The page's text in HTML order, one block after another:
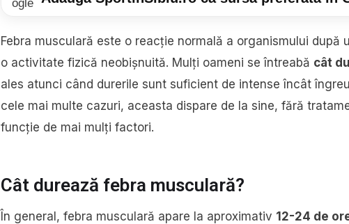
Febra musculară este o reacție normală a organismului după
o activitate fizică neobișnuită. Mulți oameni se întreabă cât
ales atunci când durerile sunt suficient de intense încât
cele mai multe cazuri, aceasta dispare de la sine, fără
funcție de mai mulți factori.
Cât durează febra musculară?
În general, febra musculară apare la aproximativ 12-24 de